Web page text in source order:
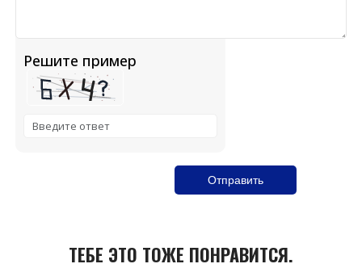
Решите пример
ТЕБЕ ЭТО ТОЖЕ ПОНРАВИТСЯ.